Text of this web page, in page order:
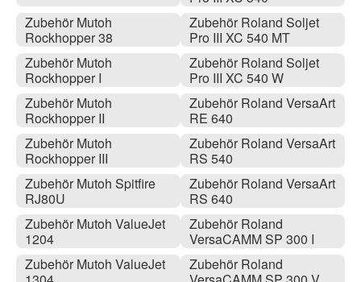
Zubehör Mutoh
Rockhopper 38
Zubehör Mutoh
Rockhopper I
Zubehör Mutoh
Rockhopper II
Zubehör Mutoh
Rockhopper III
Zubehör Mutoh Spitfire
RJ80U
Zubehör Mutoh ValueJet
1204
Zubehör Mutoh ValueJet
Zubehör Roland Soljet
Pro III XC 540 MT
Zubehör Roland Soljet
Pro III XC 540 W
Zubehör Roland VersaArt
RE 640
Zubehör Roland VersaArt
RS 540
Zubehör Roland VersaArt
RS 640
Zubehör Roland
VersaCAMM SP 300 I
Zubehör Roland